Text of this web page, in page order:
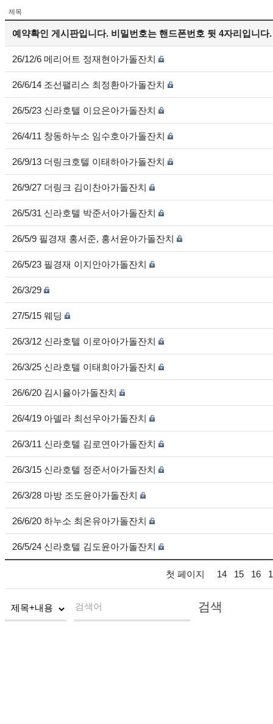
제목
예약확인 게시판입니다. 비밀번호는 핸드폰번호 뒷 4자리입니다.
26/12/6 메리어트 정재현아가돌잔치
26/6/14 조선팰리스 최정환아가돌잔치
26/5/23 신라호텔 이요은아가돌잔치
26/4/11 창동하누소 임수호아가돌잔치
26/9/13 더링크호텔 이태하아가돌잔치
26/9/27 더링크 김이찬아가돌잔치
26/5/31 신라호텔 박준서아가돌잔치
26/5/9 필경재 홍서준, 홍서윤아가돌잔치
26/5/23 필경재 이지안아가돌잔치
26/3/29
27/5/15 웨딩
26/3/12 신라호텔 이로아아가돌잔치
26/3/25 신라호텔 이태희아가돌잔치
26/6/20 김시율아가돌잔치
26/4/19 아델라 최선우아가돌잔치
26/3/11 신라호텔 김로연아가돌잔치
26/3/15 신라호텔 정준서아가돌잔치
26/3/28 마방 조도윤아가돌잔치
26/6/20 하누소 최온유아가돌잔치
26/5/24 신라호텔 김도윤아가돌잔치
첫 페이지 14 15 16
검색어 검색